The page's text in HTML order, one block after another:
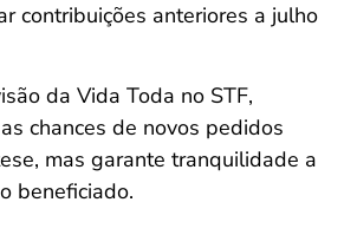
contribuições anteriores a julho
da Vida Toda no STF,
chances de novos pedidos
mas garante tranquilidade a
beneficiado.